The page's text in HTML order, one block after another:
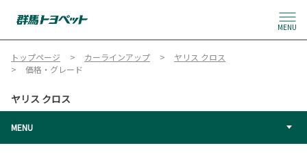
MENU
トップページ カーラインアップ
ヤリス クロス
価格・グレード
ヤリス クロス
MENU